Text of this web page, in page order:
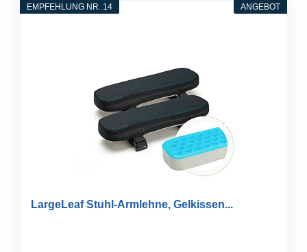
ANGEBOT
EMPFEHLUNG NR. 14
LargeLeaf Stuhl-Armlehne, Gelkissen...